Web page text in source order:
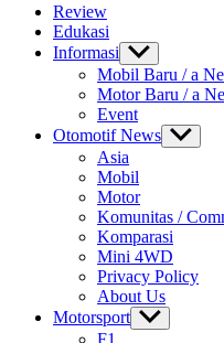
Review
Edukasi
Informasi Show
sub
menu
Mobil Baru / a
Motor Baru / a
Event
Otomotif News Show
sub
Asia
Mobil
Motor
Komunitas /
Komparasi
Mini 4WD
Privacy Policy
About Us
Motorsport Show
sub
F1